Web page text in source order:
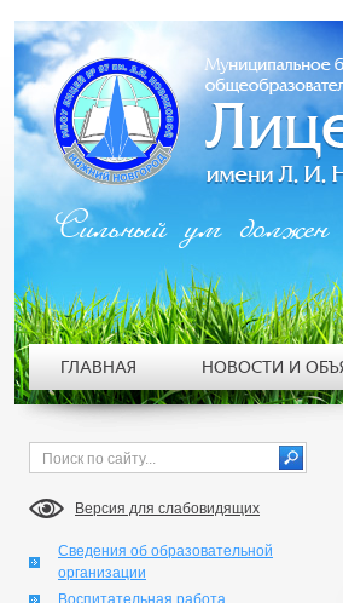
Версия для слабовидящих
Сведения об образовательной
организации
Воспитательная работа
Сильный ум должен
ГЛАВНАЯ НОВОСТИ И